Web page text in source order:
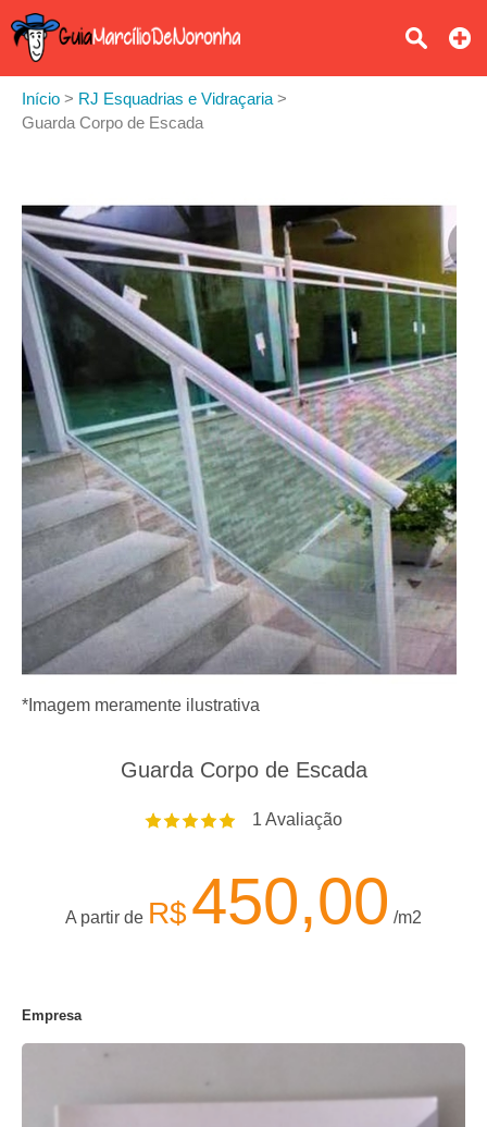
Início > RJ Esquadrias e Vidraçaria >
Guarda Corpo de Escada
*Imagem meramente ilustrativa
Guarda Corpo de Escada
1 Avaliação
A partir de R$450,00 /m2
Empresa